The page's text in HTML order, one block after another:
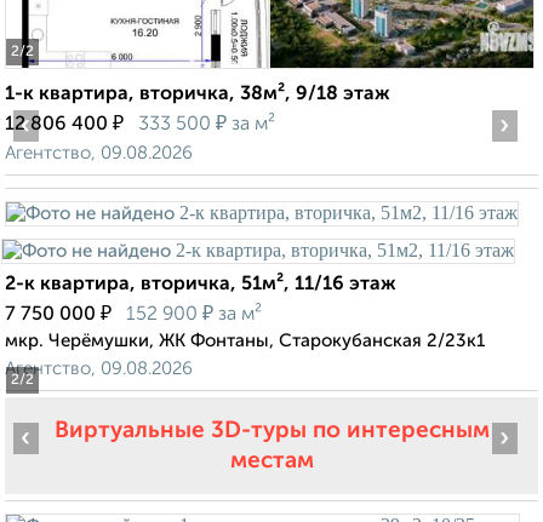
2/2
1-к квартира, вторичка, 38м², 9/18 этаж
12 806 400 ₽ 333 500 ₽ за м²
Агентство, 09.08.2026
2/2
‹ ›
2-к квартира, вторичка, 51м², 11/16 этаж
7 750 000 ₽ 152 900 ₽ за м²
мкр. Черёмушки, ЖК Фонтаны, Старокубанская 2/23к1
Агентство, 09.08.2026
Виртуальные 3D-туры по интересным
местам
‹ ›